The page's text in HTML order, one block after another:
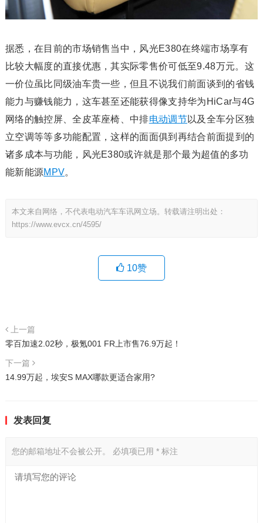
据悉，在目前的市场销售当中，风光E380在终端市场享有
比较大幅度的直接优惠，其实际零售价可低至9.48万元。这
一价位虽比同级油车贵一些，但且不说我们前面谈到的省钱
能力与赚钱能力，这车甚至还能获得像支持华为HiCar与4G
网络的触控屏、全皮革座椅、中排电动调节以及全车分区独
立空调等等多功能配置，这样的面面俱到再结合前面提到的
诸多成本与功能，风光E380或许就是那个最为超值的多功
能新能源MPV。
本文来自网络，不代表电动汽车车讯网立场。转载请注明出处：
https://www.evcx.cn/4595/
10赞
上一篇
零百加速2.02秒，极氪001 FR上市售76.9万起！
下一篇
14.99万起，埃安S MAX哪款更适合家用?
发表回复
您的邮箱地址不会被公开。 必填项已用 *标注